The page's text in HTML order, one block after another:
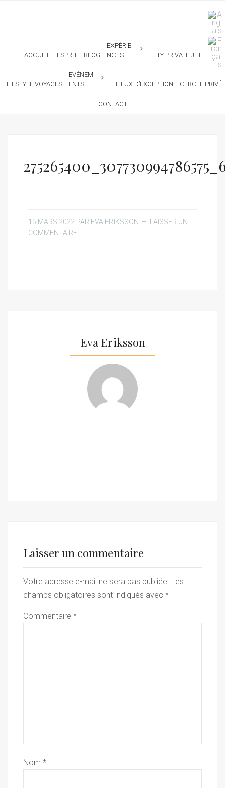
ACCUEIL ESPRIT BLOG
EXPÉRIE
NCES
FLY PRIVATE JET
LIFESTYLE VOYAGES
EVÉNEM
ENTS
LIEUX D’EXCEPTION CERCLE PRIVÉ
CONTACT
15 MARS 2022 PAR EVA ERIKSSON
LAISSER UN
COMMENTAIRE
Eva Eriksson
Laisser un commentaire
Votre adresse e-mail ne sera pas publiée. Les
champs obligatoires sont indiqués avec *
Commentaire *
Nom *